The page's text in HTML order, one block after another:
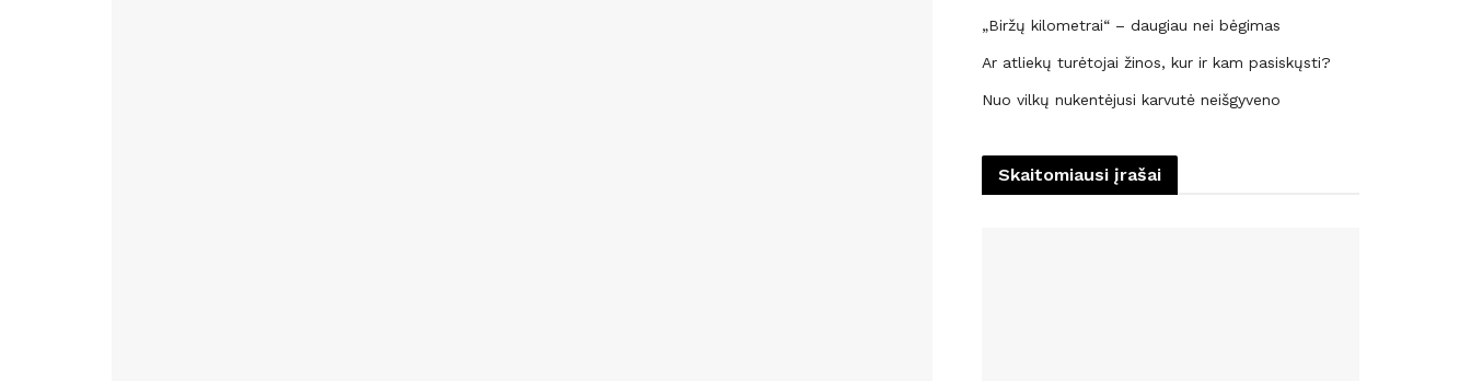
„Biržų kilometrai“ – daugiau nei bėgimas
Ar atliekų turėtojai žinos, kur ir kam pasiskųsti?
Nuo vilkų nukentėjusi karvutė neišgyveno
Skaitomiausi įrašai